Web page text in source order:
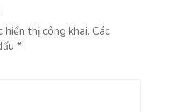
hiển thị công khai. Các
*